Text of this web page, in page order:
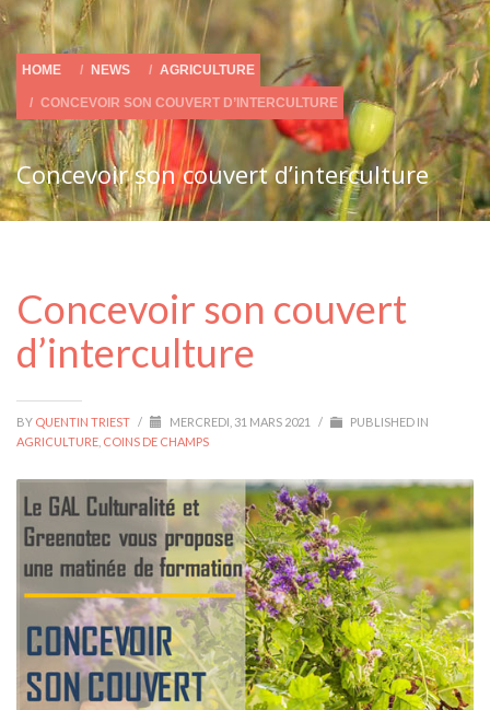
HOME NEWS AGRICULTURE
CONCEVOIR SON COUVERT D’INTERCULTURE
Concevoir son couvert d’interculture
Concevoir son couvert
d’interculture
BY QUENTIN TRIEST / MERCREDI, 31 MARS 2021 /
PUBLISHED IN
AGRICULTURE COINS DE CHAMPS